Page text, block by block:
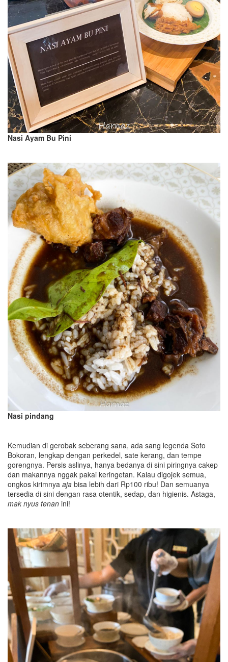
Nasi Ayam Bu Pini
Nasi pindang
Kemudian di gerobak seberang sana, ada sang legenda Soto
Bokoran, lengkap dengan perkedel, sate kerang, dan tempe
gorengnya. Persis aslinya, hanya bedanya di sini piringnya cakep
dan makannya nggak pakai keringetan. Kalau digojek semua,
ongkos kirimnya aja bisa lebih dari Rp100 ribu! Dan semuanya
tersedia di sini dengan rasa otentik, sedap, dan higienis. Astaga,
mak nyus tenan ini!